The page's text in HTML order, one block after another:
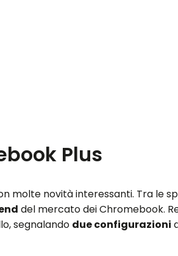
Plus
molte novità interessanti. Tra le
del mercato dei Chromebook.
segnalando due configurazioni